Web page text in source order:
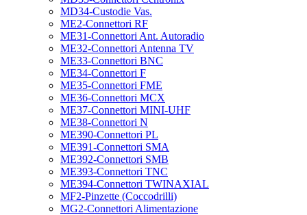
MD34-Custodie Vas.
ME2-Connettori RF
ME31-Connettori Ant. Autoradio
ME32-Connettori Antenna TV
ME33-Connettori BNC
ME34-Connettori F
ME35-Connettori FME
ME36-Connettori MCX
ME37-Connettori MINI-UHF
ME38-Connettori N
ME390-Connettori PL
ME391-Connettori SMA
ME392-Connettori SMB
ME393-Connettori TNC
ME394-Connettori TWINAXIAL
MF2-Pinzette (Coccodrilli)
MG2-Connettori Alimentazione